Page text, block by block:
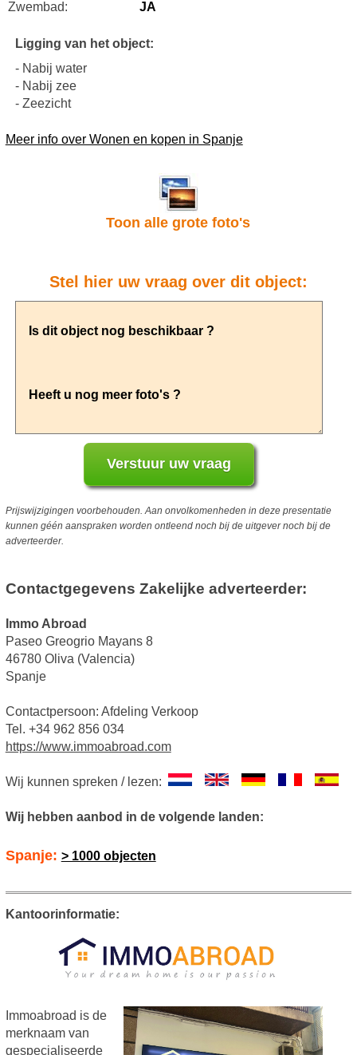
Zwembad: JA
Ligging van het object:
- Nabij water
- Nabij zee
- Zeezicht
Meer info over Wonen en kopen in Spanje
Toon alle grote foto's
Stel hier uw vraag over dit object:
Prijswijzigingen voorbehouden. Aan onvolkomenheden in deze presentatie
kunnen géén aanspraken worden ontleend noch bij de uitgever noch bij de
adverteerder.
Contactgegevens Zakelijke adverteerder:
Immo Abroad
Paseo Greogrio Mayans 8
46780 Oliva (Valencia)
Spanje
Contactpersoon: Afdeling Verkoop
Tel. +34 962 856 034
https://www.immoabroad.com
Wij kunnen spreken / lezen:
Wij hebben aanbod in de volgende landen:
Spanje: > 1000 objecten
Kantoorinformatie:
Immoabroad is de
merknaam van
gespecialiseerde